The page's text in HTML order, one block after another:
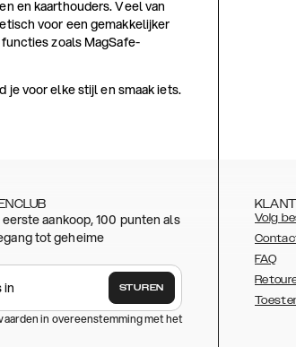
en kaarthouders. Veel van
voor een gemakkelijker
zoals MagSafe-
je voor elke stijl en smaak iets.
aankoop, 100 punten als
tot geheime
STUREN
in overeenstemming met het
Volg
FAQ